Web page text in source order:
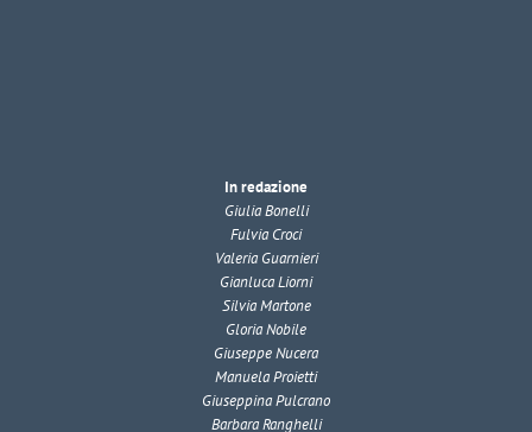
In redazione
Giulia Bonelli
Fulvia Croci
Valeria Guarnieri
Gianluca Liorni
Silvia Martone
Gloria Nobile
Giuseppe Nucera
Manuela Proietti
Giuseppina Pulcrano
Barbara Ranghelli